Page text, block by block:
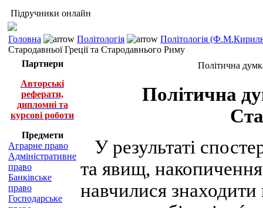
Підручники онлайн
Головна Політологія
Політологія
Стародавньої Греції та Стародавнього Риму
Партнери
Авторські
реферати,
дипломні та
курсові роботи
Предмети
Аграрне право
Адміністративне
право
Банківське
право
Господарське
Політична
Політична
У результаті
та явищ,
навчилися знаходити